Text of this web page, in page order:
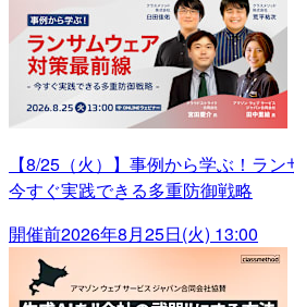
【8/25（火）】事例から学ぶ！ラ
今すぐ実践できる多重防御戦略
開催前2026年8月25日(火) 13:00